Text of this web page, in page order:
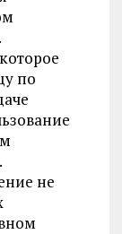
по
не